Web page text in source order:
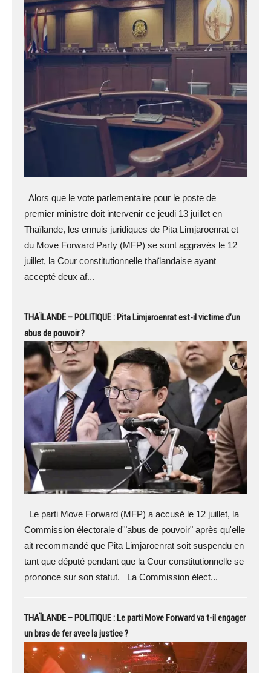
Alors que le vote parlementaire pour le poste de
premier ministre doit intervenir ce jeudi 13 juillet en
Thaïlande, les ennuis juridiques de Pita Limjaroenrat et
du Move Forward Party (MFP) se sont aggravés le 12
juillet, la Cour constitutionnelle thaïlandaise ayant
accepté deux af...
THAÏLANDE – POLITIQUE : Pita Limjaroenrat est-il victime d’un
abus de pouvoir ?
Le parti Move Forward (MFP) a accusé le 12 juillet, la
Commission électorale d'"abus de pouvoir" après qu'elle
ait recommandé que Pita Limjaroenrat soit suspendu en
tant que député pendant que la Cour constitutionnelle se
prononce sur son statut. La Commission élect...
THAÏLANDE – POLITIQUE : Le parti Move Forward va t-il engager
un bras de fer avec la justice ?